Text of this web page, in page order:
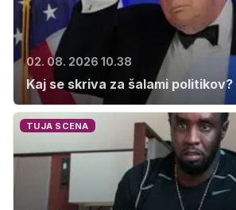
02. 08. 2026 10.38
Kaj se skriva za šalami politikov?
TUJA SCENA